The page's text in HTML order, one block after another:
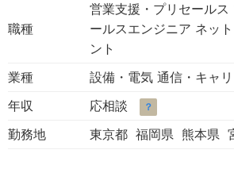
職種
営業支援・プリセール
ールスエンジニア ネッ
ント
業種
設備・電気 通信・キャ
年収
応相談 ？
勤務地 東京都 福岡県 熊本県